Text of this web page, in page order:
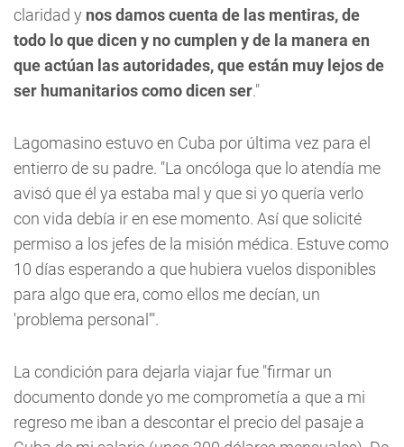
claridad y nos damos cuenta de las mentiras, de
todo lo que dicen y no cumplen y de la manera en
que actúan las autoridades, que están muy lejos de
ser humanitarios como dicen ser."
Lagomasino estuvo en Cuba por última vez para el
entierro de su padre. "La oncóloga que lo atendía me
avisó que él ya estaba mal y que si yo quería verlo
con vida debía ir en ese momento. Así que solicité
permiso a los jefes de la misión médica. Estuve como
10 días esperando a que hubiera vuelos disponibles
para algo que era, como ellos me decían, un
'problema personal'".
La condición para dejarla viajar fue "firmar un
documento donde yo me comprometía a que a mi
regreso me iban a descontar el precio del pasaje a